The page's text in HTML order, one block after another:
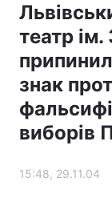
театр ім.
знак
виборів
15:48, 29.11.04